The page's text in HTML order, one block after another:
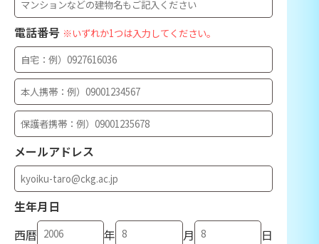
電話番号 ※いずれか1つは入力してください。
メールアドレス
生年月日
西暦
年 月
日